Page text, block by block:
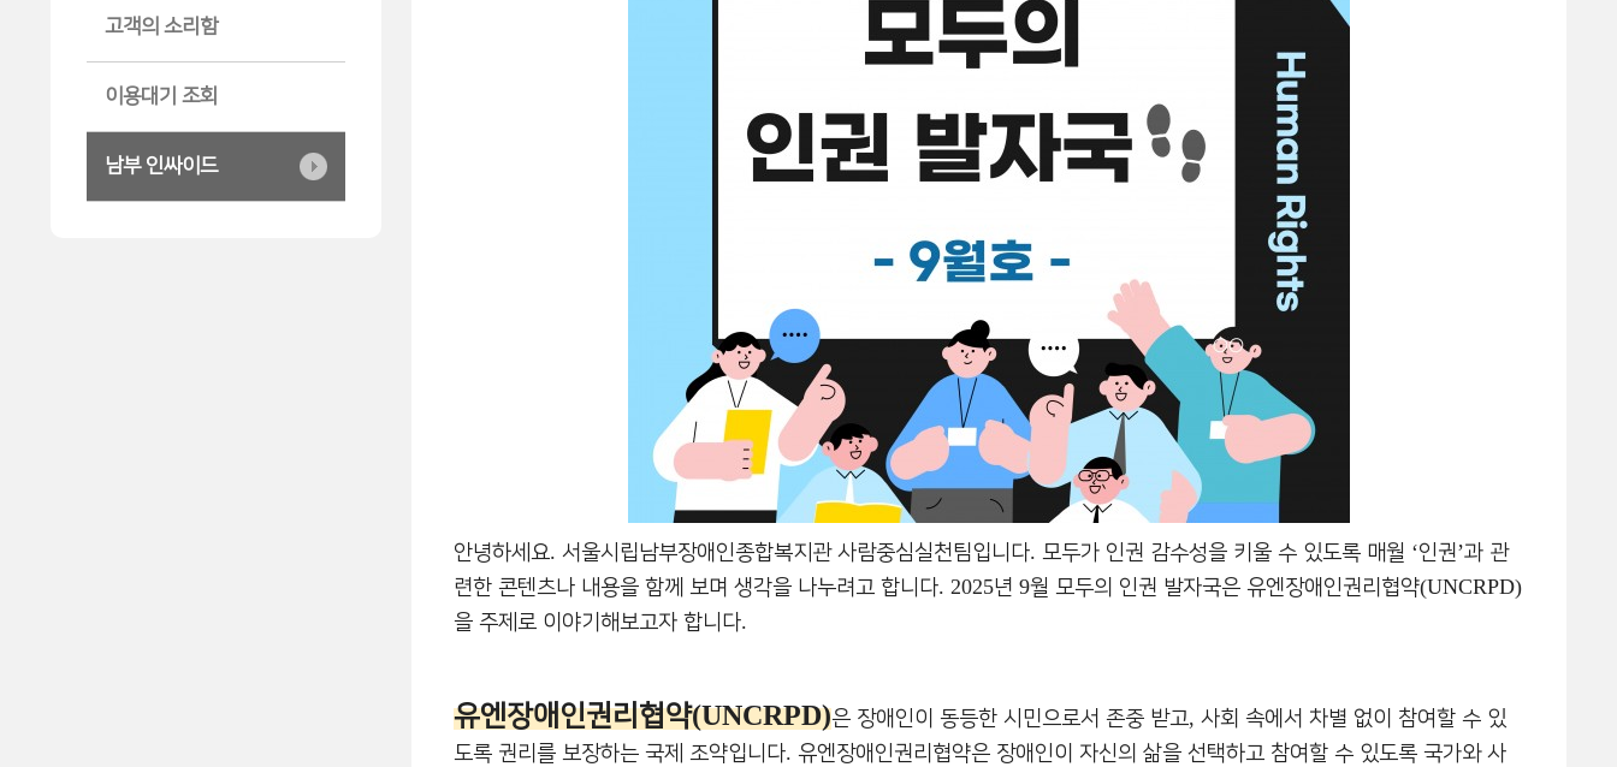
고객의 소리함
이용대기 조회
남부 인싸이드
안녕하세요. 서울시립남부장애인종합복지관 사람중심실천팀입니다. 모두가 인권 감수성을 키울 수 있도록 매월 ‘인권’과 관
련한 콘텐츠나 내용을 함께 보며 생각을 나누려고 합니다. 2025년 9월 모두의 인권 발자국은 유엔장애인권리협약(UNCRPD)
을 주제로 이야기해보고자 합니다.
유엔장애인권리협약(UNCRPD)은 장애인이 동등한 시민으로서 존중 받고, 사회 속에서 차별 없이 참여할 수 있
도록 권리를 보장하는 국제 조약입니다. 유엔장애인권리협약은 장애인이 자신의 삶을 선택하고 참여할 수 있도록 국가와 사